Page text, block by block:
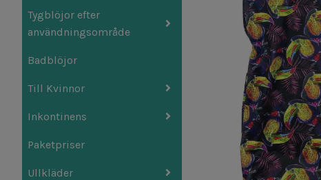
Tygblöjor efter
användningsområde
Badblöjor
Till Kvinnor
Inkontinens
Paketpriser
Ullkläder